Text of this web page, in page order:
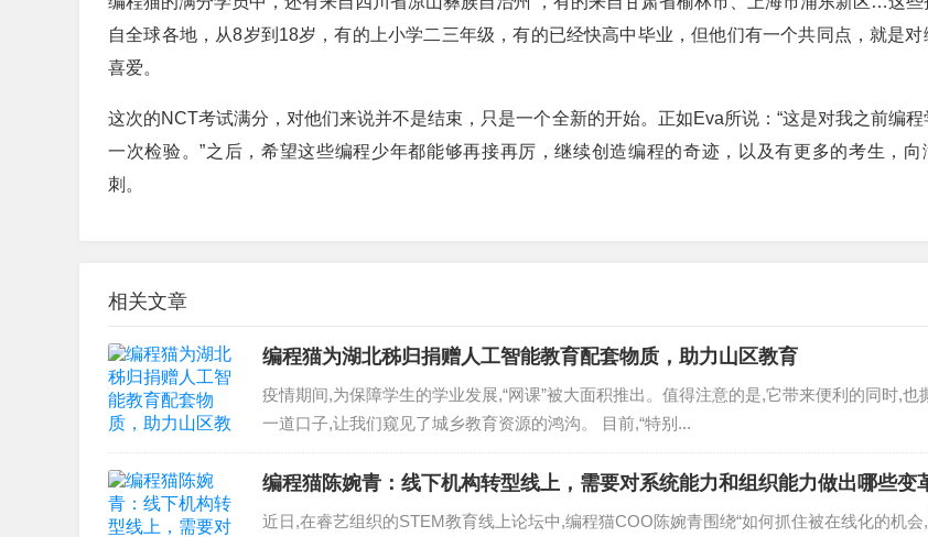
自全球各地，从8岁到18岁，有的上小学二三年级，有的已经快高中毕业，但他们有一个共同点，就是对
喜爱。
这次的NCT考试满分，对他们来说并不是结束，只是一个全新的开始。正如Eva所说：“这是对我之前编程
一次检验。”之后，希望这些编程少年都能够再接再厉，继续创造编程的奇迹，以及有更多的考生，向
刺。
相关文章
编程猫为湖北秭归捐赠人工智能教育配套物质，助力山区教育
疫情期间,为保障学生的学业发展,“网课”被大面积推出。值得注意的是,它带来便利的同时,也
一道口子,让我们窥见了城乡教育资源的鸿沟。 目前,“特别...
编程猫陈婉青：线下机构转型线上，需要对系统能力和组织能力做出哪些变
近日,在睿艺组织的STEM教育线上论坛中,编程猫COO陈婉青围绕“如何抓住被在线化的机会